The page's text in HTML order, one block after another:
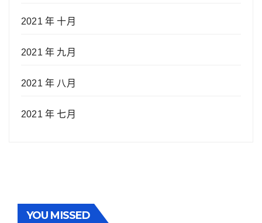
2021 年 十月
2021 年 九月
2021 年 八月
2021 年 七月
YOU MISSED